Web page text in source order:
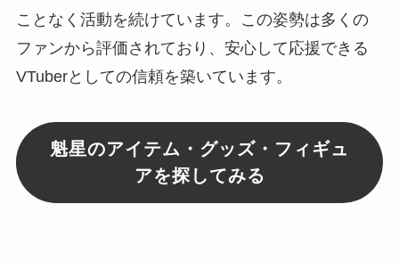
ことなく活動を続けています。この姿勢は多くの
ファンから評価されており、安心して応援できる
VTuberとしての信頼を築いています。
魁星のアイテム・グッズ・フィギュ
アを探してみる